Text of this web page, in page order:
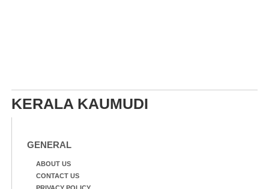
KERALA KAUMUDI
GENERAL
ABOUT US
CONTACT US